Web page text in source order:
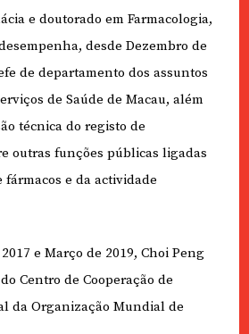
e doutorado em Farmacologia,
desde Dezembro de
de departamento dos assuntos
de Saúde de Macau, além
técnica do registo de
outras funções públicas ligadas
e da actividade
e Março de 2019, Choi Peng
Centro de Cooperação de
da Organização Mundial de